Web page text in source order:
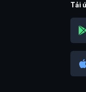
Tải